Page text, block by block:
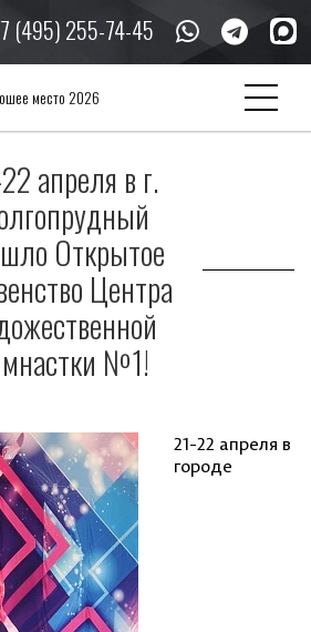
(495) 255-74-45
место 2026
апреля в г. Долгопрудный прошло Открытое
Гимнастки №1!
апреля в г.
Открытое
Центра
№1!
21-22 апреля в
городе